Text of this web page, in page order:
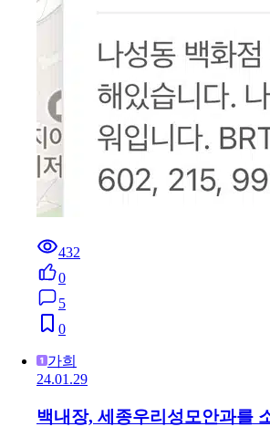
432
0
5
0
가희
24.01.29
백내장, 세종우리성모안과를